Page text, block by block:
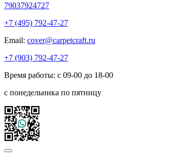
79037924727
+7 (495) 792-47-27
Email: cover@carpetcraft.ru
+7 (903) 792-47-27
Время работы: с 09-00 до 18-00
с понедельника по пятницу